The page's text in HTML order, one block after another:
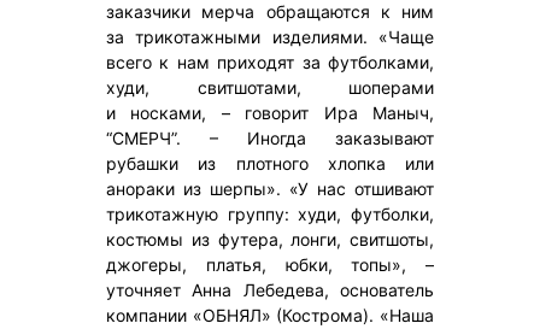
заказчики мерча обращаются к ним
за трикотажными изделиями. «Чаще
всего к нам приходят за футболками,
худи, свитшотами, шоперами
и носками, – говорит Ира Маныч,
“СМЕРЧ”. – Иногда заказывают
рубашки из плотного хлопка или
анораки из шерпы». «У нас отшивают
трикотажную группу: худи, футболки,
костюмы из футера, лонги, свитшоты,
джогеры, платья, юбки, топы», –
уточняет Анна Лебедева, основатель
компании «ОБНЯЛ» (Кострома). «Наша